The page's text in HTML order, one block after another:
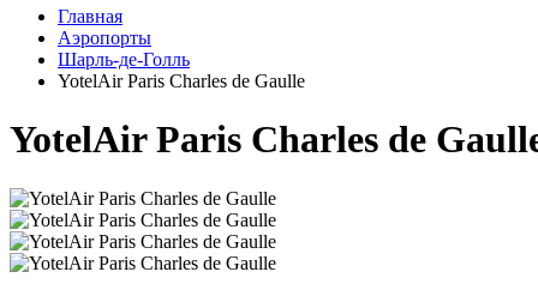
Главная
Аэропорты
Шарль-де-Голль
YotelAir Paris Charles de Gaulle
YotelAir Paris Charles de